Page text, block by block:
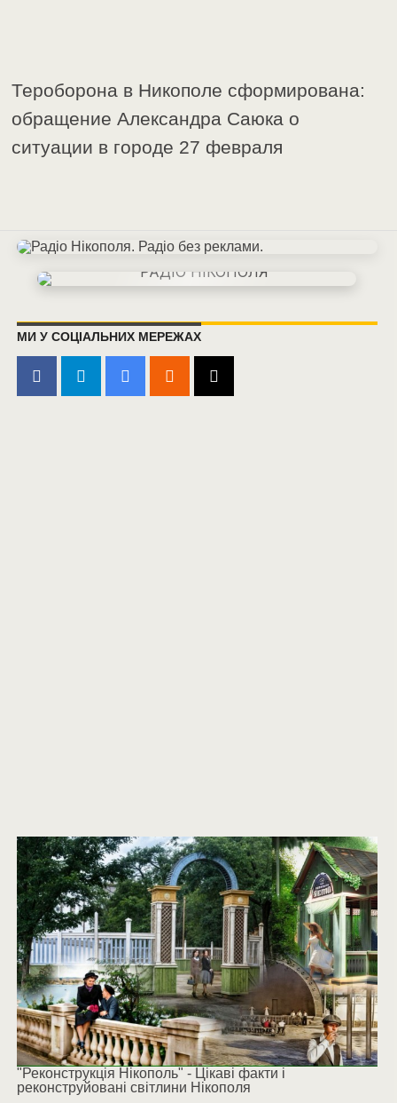
Тероборона в Никополе сформирована:
обращение Александра Саюка о
ситуации в городе 27 февраля
МИ У СОЦІАЛЬНИХ МЕРЕЖАХ
"Реконструкція Нікополь" - Цікаві факти і
реконструйовані світлини Нікополя